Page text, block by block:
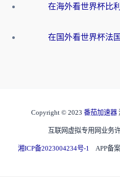
Copyright © 2023 番茄加速器
互联网虚拟专用网业务
湘ICP备2023004234号-1 APP备